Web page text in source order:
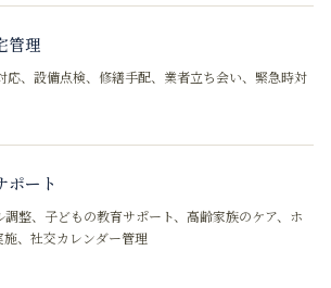
管理
応、設備点検、修繕手配、業者立ち会い、緊急時対
ポート
整、子どもの教育サポート、高齢家族のケア、ホ
、社交カレンダー管理